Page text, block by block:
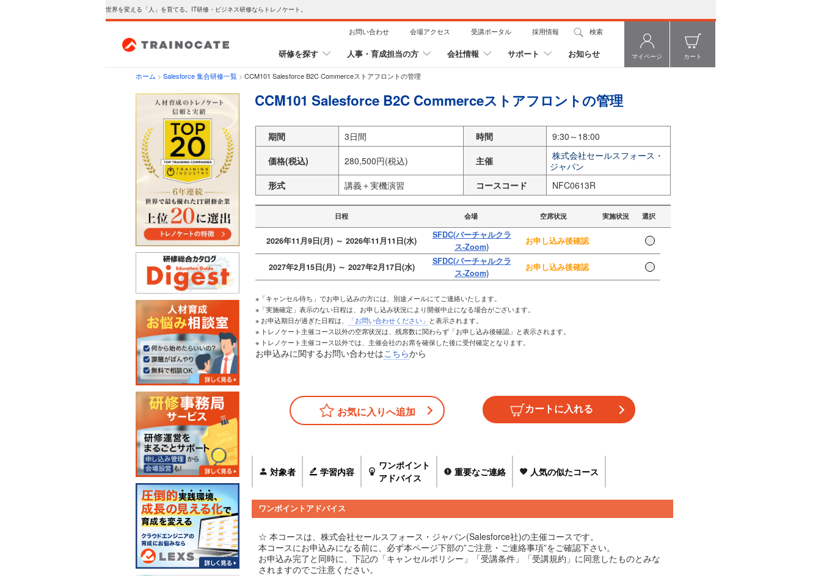
世界を変える「人」を育てる。IT研修・ビジネス研修ならトレノケート。
お問い合わせ 会場アクセス 受講ポータル 採用情報 検索
研修を探す 人事・育成担当の方 会社情報 サポート お知らせ マイページ カート
ホーム > Salesforce 集合研修一覧 > CCM101 Salesforce B2C Commerceストアフロントの管理
CCM101 Salesforce B2C Commerceストアフロントの管理
期間 3日間 時間
9:30～18:00
価格(税込)
280,500円(税込) 主催
株式会社セールスフォース・
ジャパン
形式
講義＋実機演習 コースコード NFC0613R
日程 会場 空席状況 実施状況 選択
2026年11月9日(月) ～ 2026年11月11日(水)
SFDC(バーチャルクラ
ス-Zoom)
お申し込み後確認
2027年2月15日(月) ～ 2027年2月17日(水)
SFDC(バーチャルクラ
ス-Zoom)
お申し込み後確認
※「キャンセル待ち」でお申し込みの方には、別途メールにてご連絡いたします。
※「実施確定」表示のない日程は、お申し込み状況により開催中止になる場合がございます。
※ お申込期日が過ぎた日程は、
「お問い合わせください」 と表示されます。
※ トレノケート主催コース以外の空席状況は、残席数に関わらず「お申し込み後確認」と表示されます。
※ トレノケート主催コース以外では、主催会社のお席を確保した後に受付確定となります。
お申込みに関するお問い合わせはこちらから
お気に入りへ追加
対象者 学習内容
ワンポイント
アドバイス
重要なご連絡 人気の似たコース
ワンポイントアドバイス
☆ 本コースは、株式会社セールスフォース・ジャパン(Salesforce社)の主催コースです。
本コースにお申込みになる前に、必ず本ページ下部の”ご注意・ご連絡事項”をご確認下さい。
お申込み完了と同時に、下記の「キャンセルポリシー」「受講条件」「受講規約」に同意したものとみな
されますのでご注意ください。